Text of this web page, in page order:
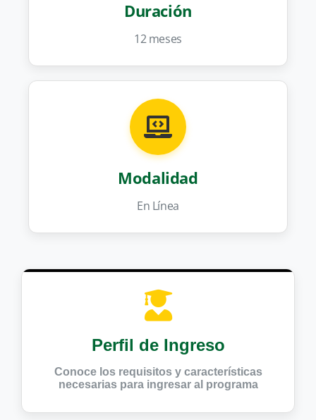
Duración
12 meses
Modalidad
En Línea
Perfil de Ingreso
Conoce los requisitos y características
necesarias para ingresar al programa